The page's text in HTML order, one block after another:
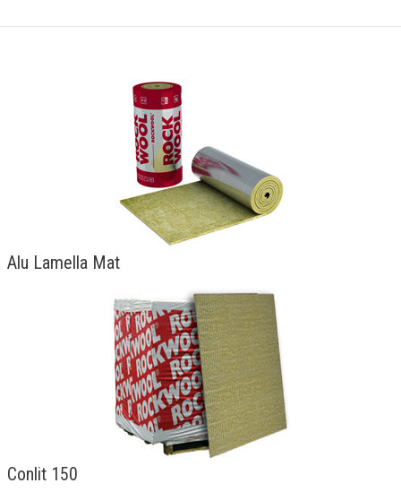
Partneriai
Apie mus
Kontaktai
Alu Lamella Mat
Conlit 150